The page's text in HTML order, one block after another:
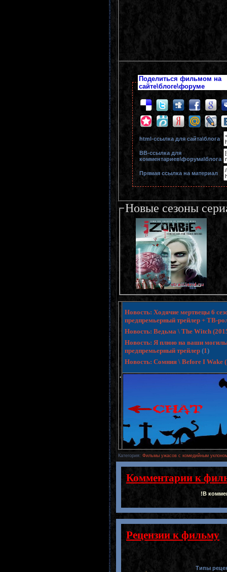
Поделиться фильмом на
сайте\блоге\форуме
html-cсылка для сайта\блога
BB-cсылка для
комментариев\форума\блога
Прямая ссылка на материал
Новые сезоны
.
Новость: Ходячие мертвецы 6
предпремьерный трейлер + ТВ-
Новость: Ведьма \ The Witch
Новость: Я плюю на ваши
предпремьерный трейлер (1)
Новость: Сомния \ Before I Wake
Категория: Фильмы ужасов с комедийным
Комментарии к
!В
Рецензии к фильму
Типы